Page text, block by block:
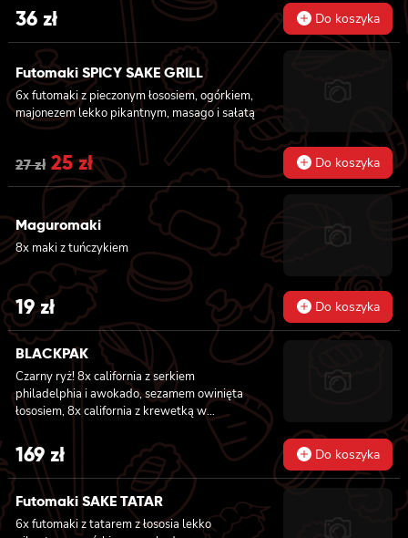
serkiem philadelphia i ogórkiem owinięta
ŁOSOSIEM 6x futomaki z TUŃCZYKIEM,
majonezem lekko pikantnym, awokado,
ogórkiem i sałatą 6x futomaki z KREWETKĄ
w tempurze, ogórkiem, sałatą i majonezem
lekko pikantnym 6x futomaki z ŁOSOSIEM,
awokado, ogórkiem, serkiem philadelphia i
serkiem philadelphia, awokado, ogórkiem,
kanpyo i sałatą
36 zł Do koszyka
Futomaki SPICY SAKE GRILL
6x futomaki z pieczonym łososiem, ogórkiem,
majonezem lekko pikantnym, masago i sałatą
27zł Original
price
was:
27 zł.
25złCurrent
price
is:
25 zł.
Do koszyka
Maguromaki
8x maki z tuńczykiem
19zł Do koszyka
BLACKPAK
Czarny ryż! 8x california z serkiem
philadelphia i awokado, sezamem owinięta
łososiem, 8x california z krewetką w
tempurze, ogórkiem i majonezem lekko
pikantnym, masago i sezamem owinięta
łososiem, 12x futomaki z łososiem
pieczonym, serkiem philadelphia, sosem
teriyaki, sezamem, awokado, ogórkiem i
kanpyo 8x california z łososiem i awokado,
serkiem philadelphia, masago, sezam, 8x
169 zł Do koszyka
Futomaki SAKE TATAR
6x futomaki z tatarem z łososia lekko